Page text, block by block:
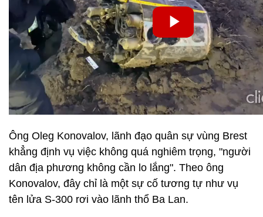
Ông Oleg Konovalov, lãnh đạo quân sự vùng Brest
khẳng định vụ việc không quá nghiêm trọng, "người
dân địa phương không cần lo lắng". Theo ông
Konovalov, đây chỉ là một sự cố tương tự như vụ
tên lửa S-300 rơi vào lãnh thổ Ba Lan.